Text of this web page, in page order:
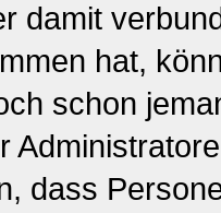
damit
hat,
schon
dass